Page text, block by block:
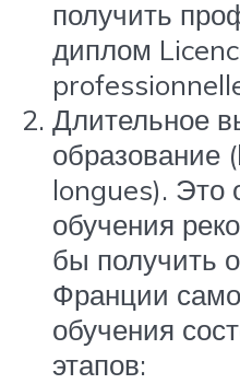
получить
диплом
Длительное
образование
longues). Это
обучения
бы получить
Франции
обучения
этапов: